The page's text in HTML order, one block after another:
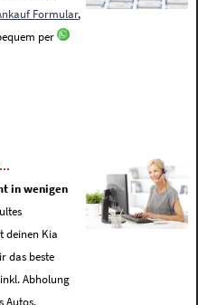
Formular,
per
in wenigen
deinen Kia
das beste
Abholung
Autos.